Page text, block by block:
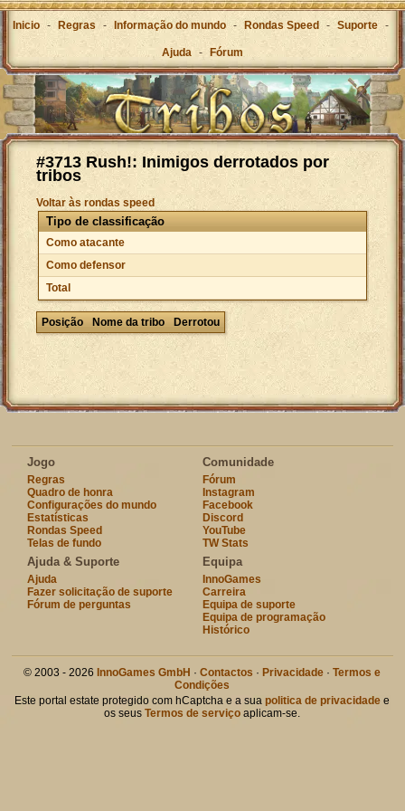
Inicio - Regras - Informação do mundo - Rondas Speed - Suporte -
Ajuda - Fórum
#3713 Rush!: Inimigos derrotados por
tribos
Voltar às rondas speed
Tipo de classificação
Como atacante
Como defensor
Total
Posição Nome da tribo Derrotou
Jogo
Regras
Quadro de honra
Configurações do mundo
Estatísticas
Rondas Speed
Telas de fundo
Comunidade
Fórum
Instagram
Facebook
Discord
YouTube
TW Stats
Ajuda & Suporte
Ajuda
Fazer solicitação de suporte
Fórum de perguntas
Equipa
InnoGames
Carreira
Equipa de suporte
Equipa de programação
Histórico
© 2003 - 2026 InnoGames GmbH ·Contactos · Privacidade ·Termos e
Condições
Este portal estate protegido com hCaptcha e a suapolitica de privacidade e
os seusTermos de serviço aplicam-se.